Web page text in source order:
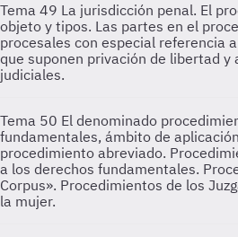
Tema 49 La jurisdicción penal. El
objeto y tipos. Las partes en el
procesales con especial referencia
que suponen privación de libertad y
judiciales.
Tema 50 El denominado
fundamentales, ámbito de
procedimiento abreviado.
a los derechos fundamentales.
Corpus». Procedimientos de los
la mujer.